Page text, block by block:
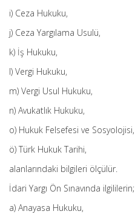
i) Ceza Hukuku,
j) Ceza Yargılama Usulü,
k) İş Hukuku,
l) Vergi Hukuku,
m) Vergi Usul Hukuku,
n) Avukatlık Hukuku,
o) Hukuk Felsefesi ve Sosyolojisi,
ö) Türk Hukuk Tarihi,
alanlarındaki bilgileri ölçülür.
İdari Yargı Ön Sınavında ilgililerin;
a) Anayasa Hukuku,